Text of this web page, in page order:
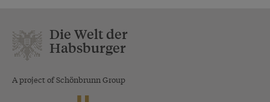
Die Welt der
Habsburger
A project of Schönbrunn Group